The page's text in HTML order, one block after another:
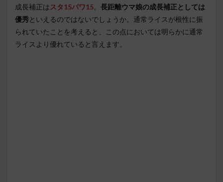
成長補正は スタ15パワ15。 長距離ウマ娘の成長補正としては
優秀といえるのではないでしょうか。通常ライスが根性に振
られていたことを考えると、この点においては明らかに通常
ライスより優れていると言えます。